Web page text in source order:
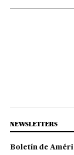
NEWSLETTERS
Boletín de